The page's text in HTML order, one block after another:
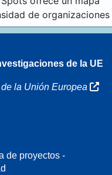
de organizaciones
16
de la UE
la Unión Europea
de proyectos -